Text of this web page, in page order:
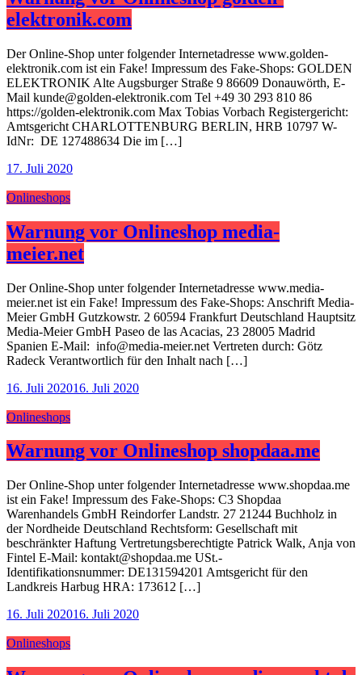
elektronik.com
Der Online-Shop unter folgender Internetadresse www.golden-
elektronik.com ist ein Fake! Impressum des Fake-Shops: GOLDEN
ELEKTRONIK Alte Augsburger Straße 9 86609 Donauwörth, E-
Mail kunde@golden-elektronik.com Tel +49 30 293 810 86
https://golden-elektronik.com Max Tobias Vorbach Registergericht:
Amtsgericht CHARLOTTENBURG BERLIN, HRB 10797 W-
IdNr: DE 127488634 Die im […]
17. Juli 2020
Onlineshops
Warnung vor Onlineshop media-
meier.net
Der Online-Shop unter folgender Internetadresse www.media-
meier.net ist ein Fake! Impressum des Fake-Shops: Anschrift Media-
Meier GmbH Gutzkowstr. 2 60594 Frankfurt Deutschland Hauptsitz
Media-Meier GmbH Paseo de las Acacias, 23 28005 Madrid
Spanien E-Mail: info@media-meier.net Vertreten durch: Götz
Radeck Verantwortlich für den Inhalt nach […]
16. Juli 202016. Juli 2020
Onlineshops
Warnung vor Onlineshop shopdaa.me
Der Online-Shop unter folgender Internetadresse www.shopdaa.me
ist ein Fake! Impressum des Fake-Shops: C3 Shopdaa
Warenhandels GmbH Reindorfer Landstr. 27 21244 Buchholz in
der Nordheide Deutschland Rechtsform: Gesellschaft mit
beschränkter Haftung Vertretungsberechtigte Patrick Walk, Anja von
Fintel E-Mail: kontakt@shopdaa.me USt.-
Identifikationsnummer: DE131594201 Amtsgericht für den
Landkreis Harbug HRA: 173612 […]
16. Juli 202016. Juli 2020
Onlineshops